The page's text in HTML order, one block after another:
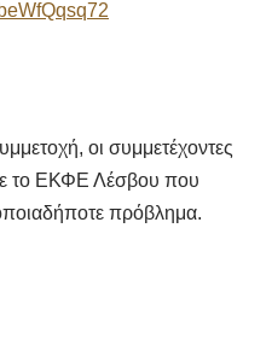
οι συμμετέχοντες
το ΕΚΦΕ Λέσβου που
πρόβλημα.